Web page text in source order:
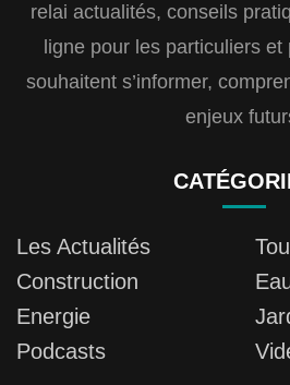
relai actualités, conseils
ligne pour les particuliers
souhaitent s’informer,
enjeux
Les Actualités
Construction
Energie
Podcasts